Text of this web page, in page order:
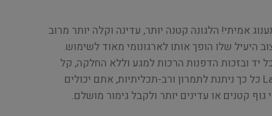
אמיתי! הלגונה קטנה יותר, עדינה וקלה יותר מרוב
היעיל שלו הופך אותו לארגונומי מאוד לשימוש.
יד ובזכות הדפנות הרכות למגע וללא החלקה, קל
להחזיק אותו. מכיוון שה-Laguna כל כך ניתנת לתמרון ורב-תכליתיות, אתם יכולים
קטנים או עדינים יותר ולקבל גימור מושלם.